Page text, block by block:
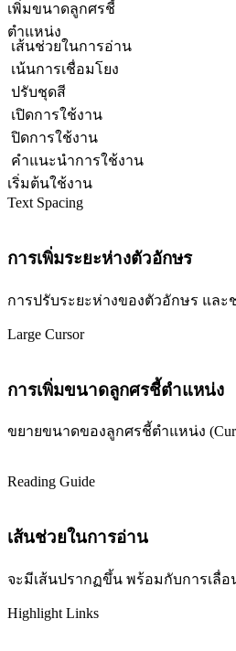
เพิ่มขนาดลูกศรชี้
ตำแหน่ง
เส้นช่วยในการอ่าน
เน้นการเชื่อมโยง
ปรับชุดสี
เปิดการใช้งาน
ปิดการใช้งาน
คำแนะนำการใช้งาน
เริ่มต้นใช้งาน
Text Spacing
การเพิ่มระยะห่างตัวอักษร
การปรับระยะห่างของตัวอักษร และ
Large Cursor
การเพิ่มขนาดลูกศรชี้ตำแหน่ง
ขยายขนาดของลูกศรชี้ตำแหน่ง
Reading Guide
เส้นช่วยในการอ่าน
จะมีเส้นปรากฏขึ้น พร้อมกับการเลื่
Highlight Links